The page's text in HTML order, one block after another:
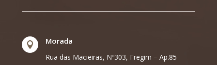
 Morada
Rua das Macieiras, Nº303, Fregim – Ap.85